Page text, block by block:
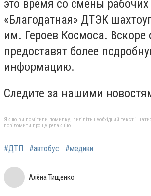
это время со смены
«Благодатная» ДТЭК
им. Героев Космоса. Вскоре
предоставят более
информацию.
Следите за нашими
Якщо ви помітили помилку, виділіть необхідний текст і
повідомити про це редакцію
#ДТП #автобус #медики
Алёна Тищенко